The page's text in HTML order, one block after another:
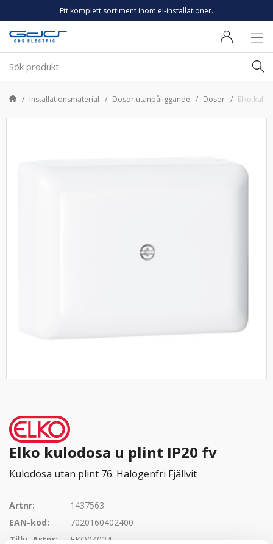
Ett komplett sortiment inom el-installationer.
Installationsmaterial Dosor utanpåliggande Dosor Elko
Elko kulodosa u plint IP20 fv
Kulodosa utan plint 76. Halogenfri Fjällvit
Artnr:
1437563
EAN-kod:
7020160402400
Tillv. Artnr:
EKO04024